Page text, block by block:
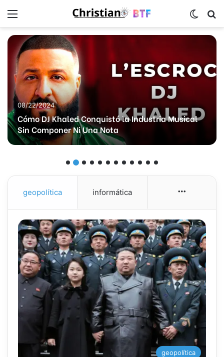
08/22/2024
Cómo DJ Khaled Conquistó la Industria Musical
Sin Componer Ni Una Nota
geopolítica informática
geopolítica